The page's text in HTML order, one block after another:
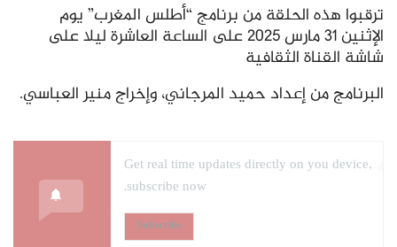
ترقبوا هذه الحلقة من برنامج “أطلس المغرب” يوم
الإثنين 31 مارس 2025 على الساعة العاشرة ليلا على
شاشة القناة الثقافية
البرنامج من إعداد حميد المرجاني، وإخراج منير العباسي.
Get real time updates directly on you device,
subscribe now.
Subscribe